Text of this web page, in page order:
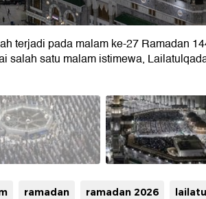
terjadi pada malam ke-27 Ramadan
salah satu malam istimewa,
ramadan ramadan 2026